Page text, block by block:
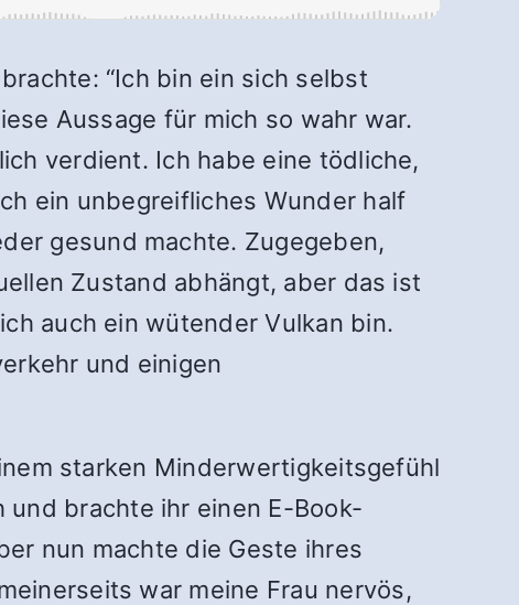
“Ich bin ein sich selbst
Aussage für mich so wahr war.
verdient. Ich habe eine tödliche,
ein unbegreifliches Wunder half
gesund machte. Zugegeben,
Zustand abhängt, aber das ist
auch ein wütender Vulkan bin.
und einigen
starken Minderwertigkeitsgefühl
und brachte ihr einen E-Book-
nun machte die Geste ihres
war meine Frau nervös,